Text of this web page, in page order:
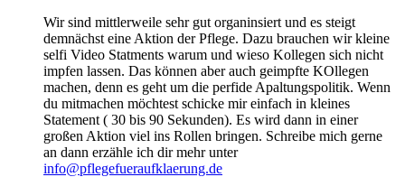
Wir sind mittlerweile sehr gut organinsiert und es steigt
demnächst eine Aktion der Pflege. Dazu brauchen wir kleine
selfi Video Statments warum und wieso Kollegen sich nicht
impfen lassen. Das können aber auch geimpfte KOllegen
machen, denn es geht um die perfide Apaltungspolitik. Wenn
du mitmachen möchtest schicke mir einfach in kleines
Statement ( 30 bis 90 Sekunden). Es wird dann in einer
großen Aktion viel ins Rollen bringen. Schreibe mich gerne
an dann erzähle ich dir mehr unter
info@pflegefueraufklaerung.de